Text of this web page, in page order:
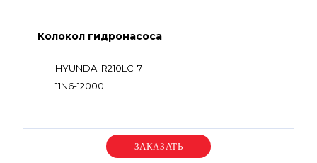
Колокол гидронасоса
HYUNDAI R210LC-7
11N6-12000
Уточняйте цену